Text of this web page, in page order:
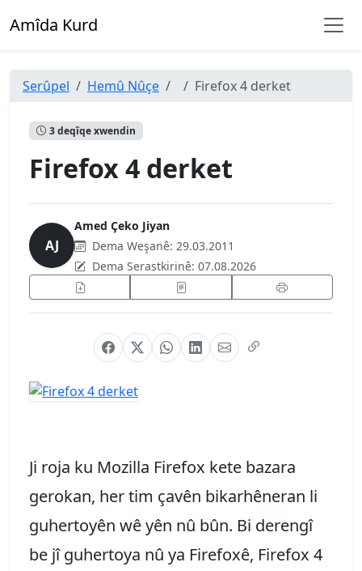
Amîda Kurd
Serûpel Hemû Nûçe Firefox 4 derket
3 deqîqe xwendin
Firefox 4 derket
AJ
Amed Çeko Jiyan
Dema Weşanê: 29.03.2011
Dema Serastkirinê: 07.08.2026
Ji roja ku Mozilla Firefox kete bazara
gerokan, her tim çavên bikarhêneran li
guhertoyên wê yên nû bûn. Bi derengî
be jî guhertoya nû ya Firefoxê, Firefox 4